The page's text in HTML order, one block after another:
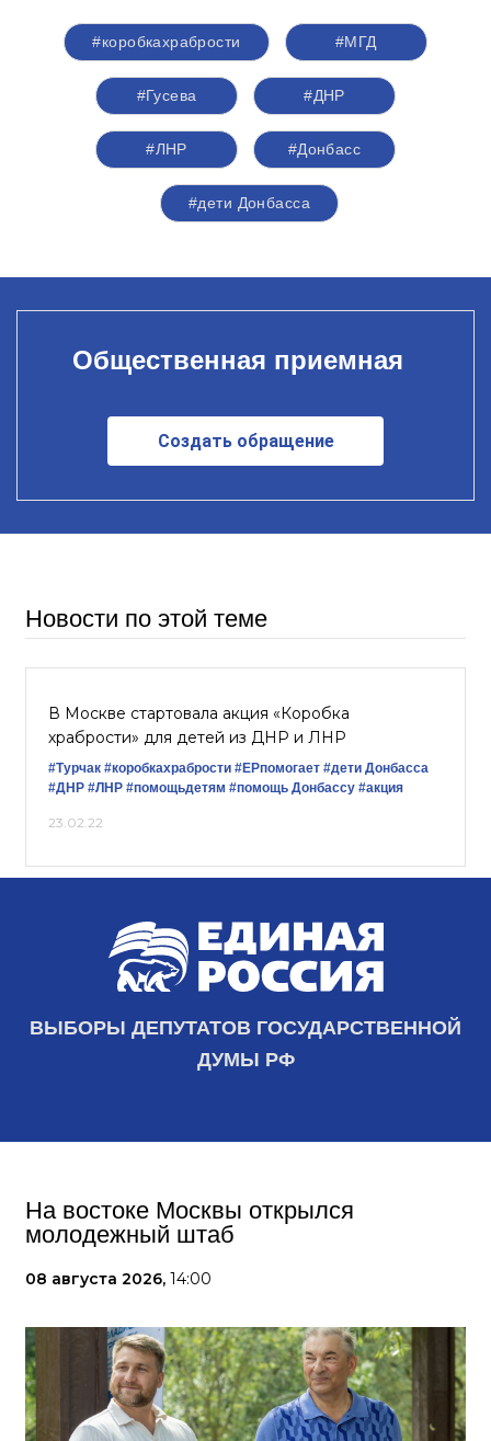
#коробкахрабрости #МГД
#Гусева #ДНР
#ЛНР #Донбасс
#дети Донбасса
Общественная приемная
Создать обращение
Новости по этой теме
В Москве стартовала акция «Коробка
храбрости» для детей из ДНР и ЛНР
#Турчак #коробкахрабрости #ЕРпомогает #дети Донбасса
#ДНР #ЛНР #помощьдетям #помощь Донбассу #акция
23.02.22
ВЫБОРЫ ДЕПУТАТОВ ГОСУДАРСТВЕННОЙ
ДУМЫ РФ
На востоке Москвы открылся
молодежный штаб
08 августа 2026, 14:00